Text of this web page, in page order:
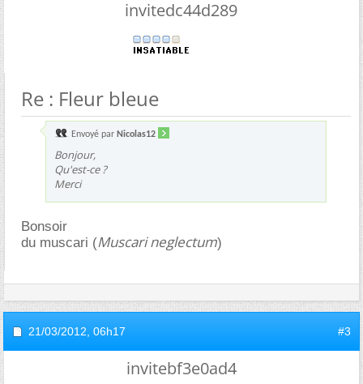
invitedc44d289
Re : Fleur bleue
Envoyé par Nicolas12
Bonjour,
Qu'est-ce ?
Merci
Bonsoir
du muscari (Muscari neglectum)
21/03/2012, 06h17 #3
invitebf3e0ad4